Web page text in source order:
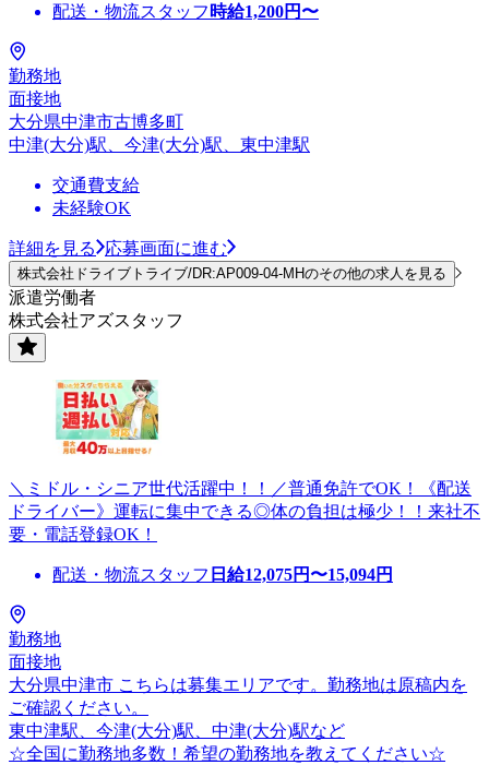
配送・物流スタッフ 時給1,200円〜
勤務地
面接地
大分県中津市古博多町
中津(大分)駅、今津(大分)駅、東中津駅
交通費支給
未経験OK
詳細を見る 応募画面に進む
株式会社ドライブトライブ/DR:AP009-04-MHのその他の求人を見る
派遣労働者
株式会社アズスタッフ
＼ミドル・シニア世代活躍中！！／普通免許でOK！《配送
ドライバー》運転に集中できる◎体の負担は極少！！来社不
要・電話登録OK！
配送・物流スタッフ 日給12,075円〜15,094円
勤務地
面接地
大分県中津市 こちらは募集エリアです。勤務地は原稿内を
ご確認ください。
東中津駅、今津(大分)駅、中津(大分)駅など
☆全国に勤務地多数！希望の勤務地を教えてください☆